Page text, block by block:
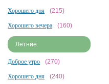
Хорошего дня (215)
Хорошего вечера (160)
Летние:
Доброе утро (270)
Хорошего дня (240)